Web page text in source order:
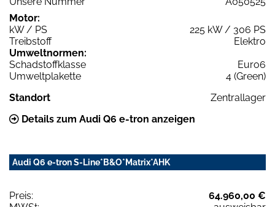
Motor:
kW / PS
225 kW / 306 PS
Treibstoff
Elektro
Umweltnormen:
Schadstoffklasse
Euro6
Umweltplakette
4 (Green)
Standort
Zentrallager
Details zum Audi Q6 e-tron anzeigen
Audi Q6 e-tron S-Line*B&O*Matrix*AHK
Preis:
64.960,00 €